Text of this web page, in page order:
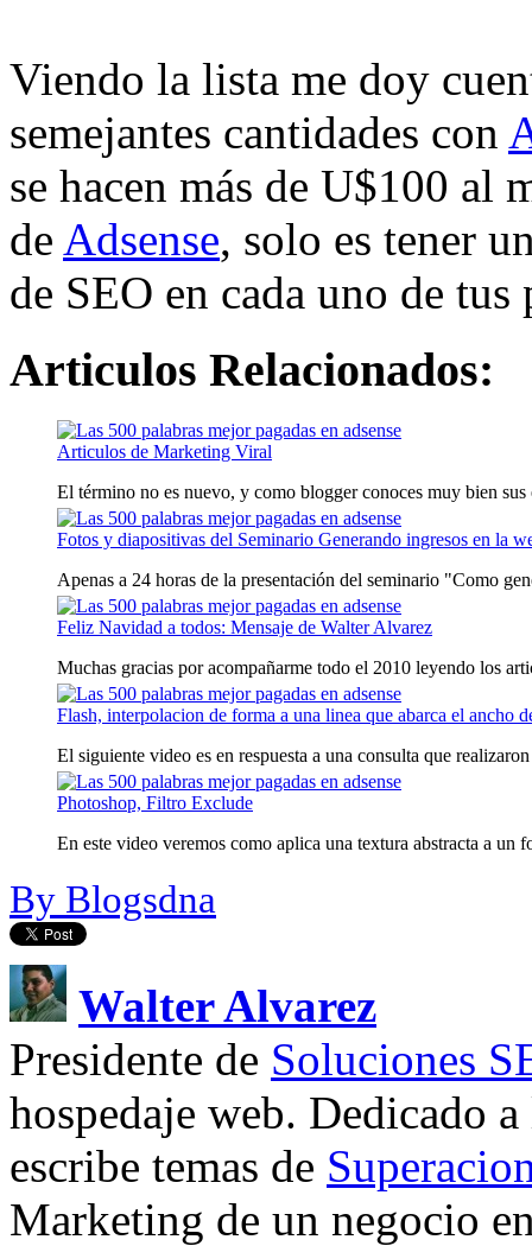
Viendo la lista me doy
semejantes cantidades con
se hacen más de U$100 al
de Adsense, solo es tener
de SEO en cada uno de tus
Articulos Relacionados:
Articulos de Marketing Viral
El término no es nuevo, y como blogger conoces muy bien sus
Fotos y diapositivas del Seminario Generando ingresos en la
Apenas a 24 horas de la presentación del seminario "Como
Feliz Navidad a todos: Mensaje de Walter Alvarez
Muchas gracias por acompañarme todo el 2010 leyendo los
Flash, interpolacion de forma a una linea que abarca el ancho
El siguiente video es en respuesta a una consulta que
Photoshop, Filtro Exclude
En este video veremos como aplica una textura abstracta a un
By Blogsdna
Walter Alvarez
Presidente de Soluciones
hospedaje web. Dedicado
escribe temas de
Marketing de un negocio